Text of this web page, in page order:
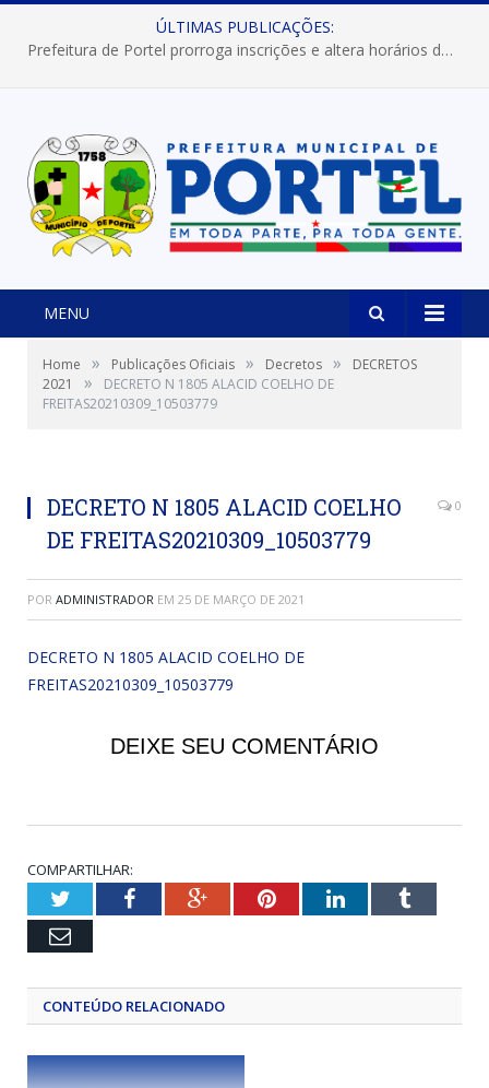
ÚLTIMAS PUBLICAÇÕES:
Prefeitura de Portel prorroga inscrições e altera horários dos concursos “Musa” e “Miss Mix Verão 2026”
MENU
Home » Publicações Oficiais » Decretos »
DECRETOS
2021
»
DECRETO N 1805 ALACID COELHO DE
FREITAS20210309_10503779
DECRETO N 1805 ALACID COELHO
DE FREITAS20210309_10503779
0
POR ADMINISTRADOR EM 25 DE MARÇO DE 2021
DECRETO N 1805 ALACID COELHO DE
FREITAS20210309_10503779
DEIXE SEU COMENTÁRIO
COMPARTILHAR:
TwitterFacebookGoogle+PinterestLinkedInTumblr
Email
CONTEÚDO RELACIONADO